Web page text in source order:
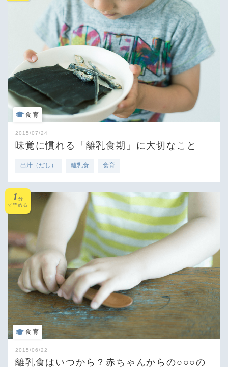
食育
2015/07/24
味覚に慣れる「離乳食期」に大切なこと
出汁（だし） 離乳食 食育
食育
1 分
で読める
2015/06/22
離乳食はいつから？赤ちゃんからの○○○の